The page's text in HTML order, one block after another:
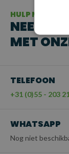
HULP NODIG?
NEEM
MET
TELEFOON
+31 (0)55 - 203
WHATSAPP
Nog niet